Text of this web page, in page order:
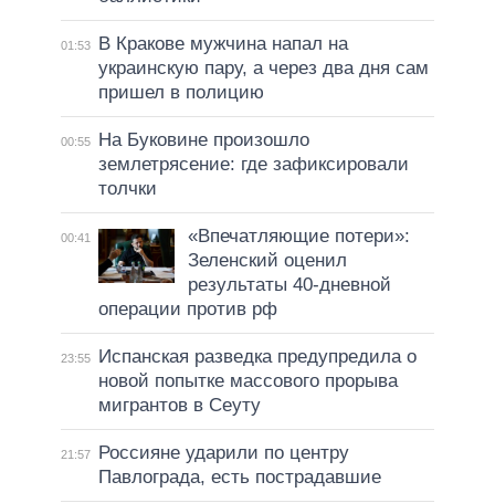
01:53
В Кракове мужчина напал на
украинскую пару, а через два дня сам
пришел в полицию
00:55
На Буковине произошло
землетрясение: где зафиксировали
толчки
00:41
«Впечатляющие потери»:
Зеленский оценил
результаты 40-дневной
операции против рф
23:55
Испанская разведка предупредила о
новой попытке массового прорыва
мигрантов в Сеуту
21:57
Россияне ударили по центру
Павлограда, есть пострадавшие